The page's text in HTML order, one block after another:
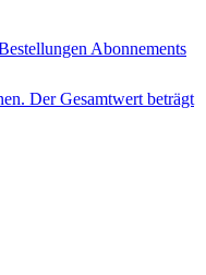
Abonnements
Der Gesamtwert beträgt